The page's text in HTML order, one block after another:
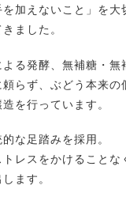
を加えないこと」を大
ました。
る発酵、無補糖・無
頼らず、ぶどう本来の
を行っています。
な足踏みを採用。
レスをかけることな
ます。